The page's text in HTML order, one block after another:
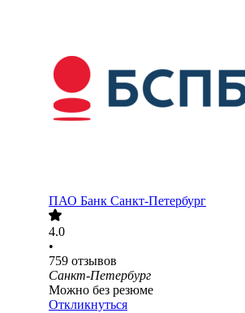
ПАО Банк Санкт-Петербург
4.0
•
759 отзывов
Санкт-Петербург
Можно без резюме
Откликнуться